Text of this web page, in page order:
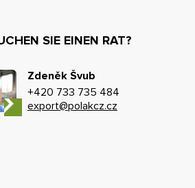
SIE EINEN RAT?
Zdeněk Švub
+420 733 735 484
export@polakcz.cz